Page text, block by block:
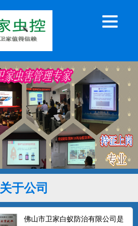
关于公司
佛山市卫家白蚁防治有限公司是